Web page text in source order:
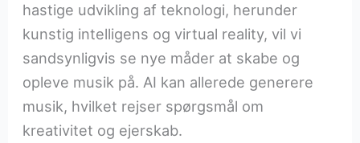
hastige udvikling af teknologi, herunder
kunstig intelligens og virtual reality, vil vi
sandsynligvis se nye måder at skabe og
opleve musik på. AI kan allerede generere
musik, hvilket rejser spørgsmål om
kreativitet og ejerskab.